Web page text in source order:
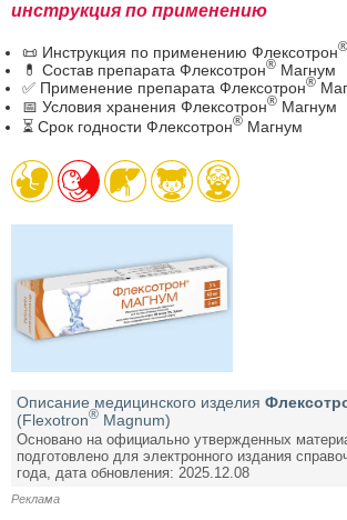
инструкция по применению
📜 Инструкция по применению Флексотрон®
💊 Состав препарата Флексотрон® Магнум
✅ Применение препарата Флексотрон®
📅 Условия хранения Флексотрон® Магнум
⏳ Срок годности Флексотрон® Магнум
Описание медицинского изделия
(Flexotron® Magnum)
Основано на официально утвержденных
подготовлено для электронного издания
года, дата обновления: 2025.12.08
Реклама